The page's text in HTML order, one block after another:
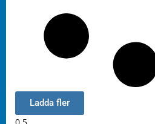
Ladda fler